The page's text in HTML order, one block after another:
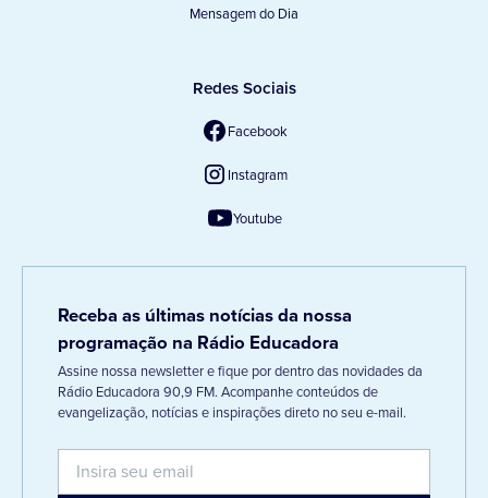
Mensagem do Dia
Redes Sociais
Facebook
Instagram
Youtube
Receba as últimas notícias da nossa
programação na Rádio Educadora
Assine nossa newsletter e fique por dentro das novidades da
Rádio Educadora 90,9 FM. Acompanhe conteúdos de
evangelização, notícias e inspirações direto no seu e-mail.